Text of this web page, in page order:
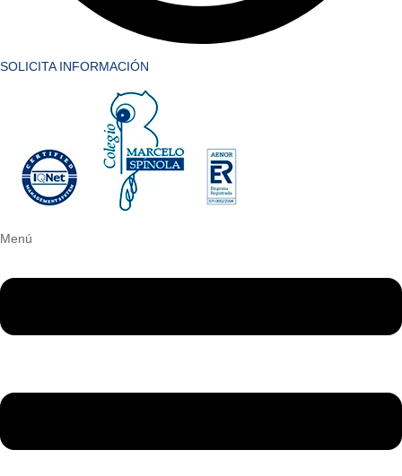
SOLICITA INFORMACIÓN
Menú